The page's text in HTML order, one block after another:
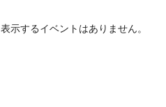
表示するイベントはありません。